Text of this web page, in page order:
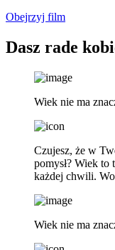
Obejrzyj film
Dasz rade
Wiek nie ma
Czujesz, że w
pomysł? Wiek
każdej chwili.
Wiek nie ma